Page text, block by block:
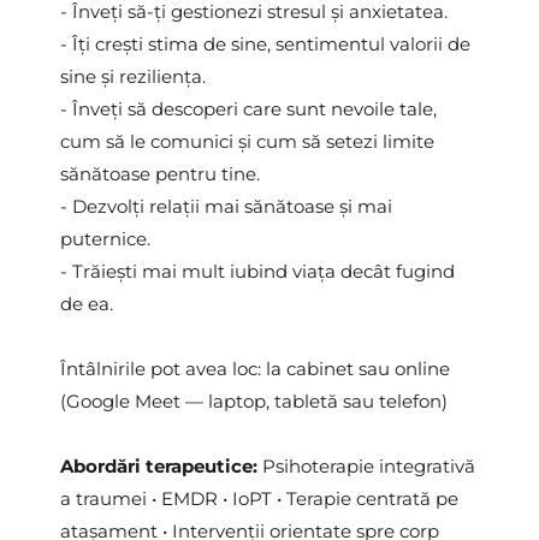
- Înveți să-ți gestionezi stresul și anxietatea.
- Îți crești stima de sine, sentimentul valorii de
sine și reziliența.
- Înveți să descoperi care sunt nevoile tale,
cum să le comunici și cum să setezi limite
sănătoase pentru tine.
- Dezvolți relații mai sănătoase și mai
puternice.
- Trăiești mai mult iubind viața decât fugind
de ea.
Întâlnirile pot avea loc: la cabinet sau online
(Google Meet — laptop, tabletă sau telefon)
Abordări terapeutice: Psihoterapie integrativă
a traumei • EMDR • IoPT • Terapie centrată pe
atașament • Intervenții orientate spre corp